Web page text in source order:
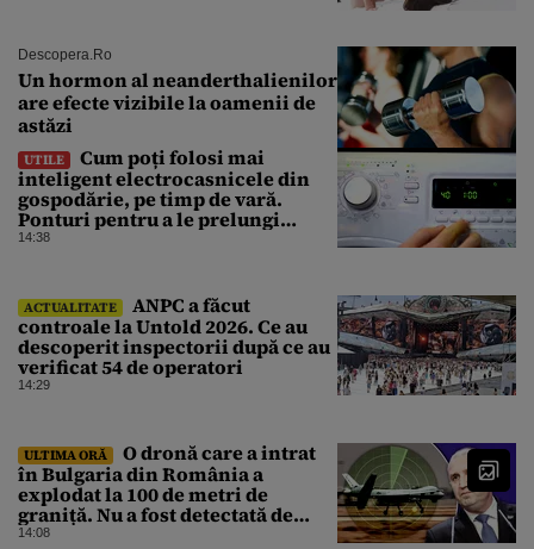
Descopera.ro
Un hormon al neanderthalienilor
are efecte vizibile la oamenii de
astăzi
UTILE
Cum poți folosi mai
inteligent electrocasnicele din
gospodărie, pe timp de vară.
Ponturi pentru a le prelungi
durata de viață
14:38
ACTUALITATE
ANPC a făcut
controale la Untold 2026. Ce au
descoperit inspectorii după ce au
verificat 54 de operatori
14:29
ULTIMA ORĂ
O dronă care a intrat
în Bulgaria din România a
explodat la 100 de metri de
graniță. Nu a fost detectată de
radare. Reacția MApN
14:08